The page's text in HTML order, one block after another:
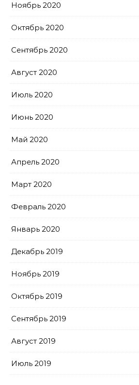
Ноябрь 2020
Октябрь 2020
Сентябрь 2020
Август 2020
Июль 2020
Июнь 2020
Май 2020
Апрель 2020
Март 2020
Февраль 2020
Январь 2020
Декабрь 2019
Ноябрь 2019
Октябрь 2019
Сентябрь 2019
Август 2019
Июль 2019